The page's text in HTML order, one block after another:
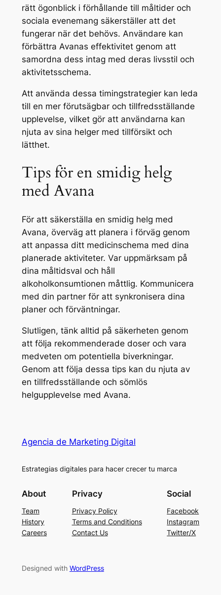
rätt ögonblick i förhållande till måltider och
sociala evenemang säkerställer att det
fungerar när det behövs. Användare kan
förbättra Avanas effektivitet genom att
samordna dess intag med deras livsstil och
aktivitetsschema.
Att använda dessa timingstrategier kan leda
till en mer förutsägbar och tillfredsställande
upplevelse, vilket gör att användarna kan
njuta av sina helger med tillförsikt och
lätthet.
Tips för en smidig helg
med Avana
För att säkerställa en smidig helg med
Avana, överväg att planera i förväg genom
att anpassa ditt medicinschema med dina
planerade aktiviteter. Var uppmärksam på
dina måltidsval och håll
alkoholkonsumtionen måttlig. Kommunicera
med din partner för att synkronisera dina
planer och förväntningar.
Slutligen, tänk alltid på säkerheten genom
att följa rekommenderade doser och vara
medveten om potentiella biverkningar.
Genom att följa dessa tips kan du njuta av
en tillfredsställande och sömlös
helgupplevelse med Avana.
Agencia de Marketing Digital
Estrategias digitales para hacer crecer tu marca
About
Team
History
Careers
Privacy
Privacy Policy
Terms and Conditions
Contact Us
Social
Facebook
Instagram
Twitter/X
Designed with WordPress